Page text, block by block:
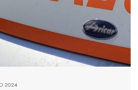
2024